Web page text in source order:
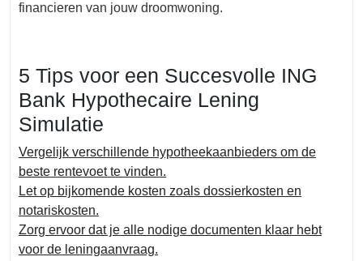
financieren van jouw droomwoning.
5 Tips voor een Succesvolle ING
Bank Hypothecaire Lening
Simulatie
Vergelijk verschillende hypotheekaanbieders om de
beste rentevoet te vinden.
Let op bijkomende kosten zoals dossierkosten en
notariskosten.
Zorg ervoor dat je alle nodige documenten klaar hebt
voor de leningaanvraag.